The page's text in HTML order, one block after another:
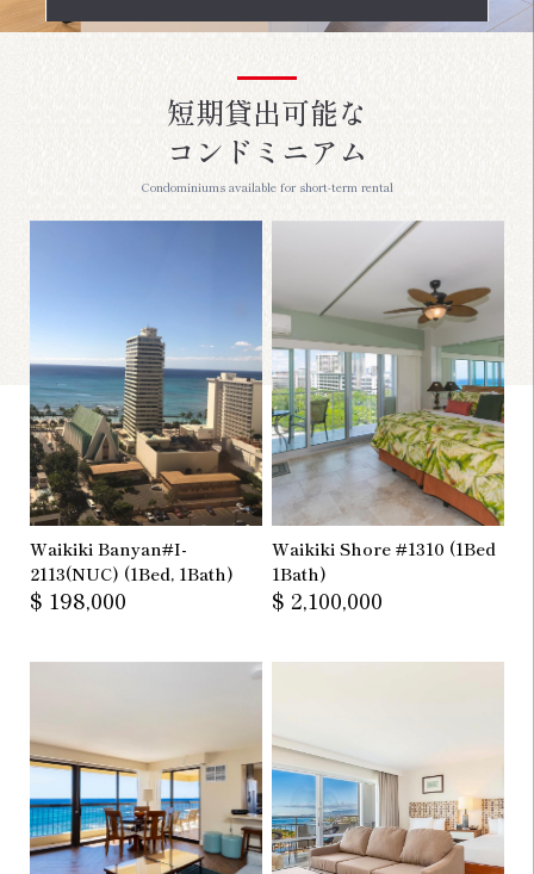
短期貸出可能な
コンドミニアム
Condominiums available for short-term rental
Waikiki Banyan#I-
2113(NUC) (1Bed, 1Bath)
$ 198,000
Waikiki Shore #1310 (1Bed
1Bath)
$ 2,100,000